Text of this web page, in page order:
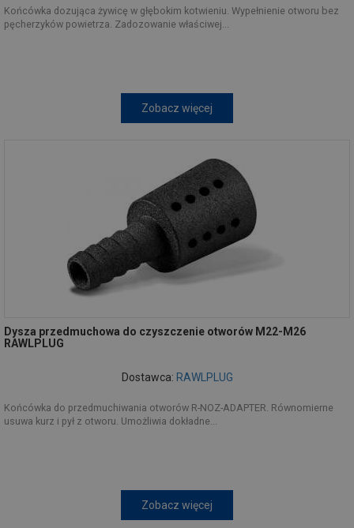
Końcówka dozująca żywicę w głębokim kotwieniu. Wypełnienie otworu bez
pęcherzyków powietrza. Zadozowanie właściwej...
Zobacz więcej
Dysza przedmuchowa do czyszczenie otworów M22-M26
RAWLPLUG
Dostawca: RAWLPLUG
Końcówka do przedmuchiwania otworów R-NOZ-ADAPTER. Równomierne
usuwa kurz i pył z otworu. Umożliwia dokładne...
Zobacz więcej